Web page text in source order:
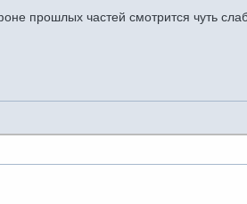
прошлых частей смотрится чуть